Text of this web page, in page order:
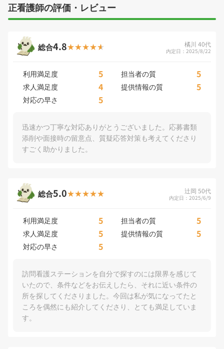
正看護師の評価・レビュー
総合4.8 橘川 40代
内定日：2025/8/22
利用満足度 5 担当者の質 5
求人満足度 4 提供情報の質 5
対応の早さ 5
迅速かつ丁寧な対応ありがとうございました。応募書類
添削や面接時の留意点、質疑応答対策も考えてくださり
すごく助かりました。
総合5.0 辻岡 50代
内定日：2025/6/9
利用満足度 5 担当者の質 5
求人満足度 5 提供情報の質 5
対応の早さ 5
訪問看護ステーションを自分で探すのには限界を感じて
いたので、条件などをお伝えしたら、それに近い条件の
所を探してくださりました。今回は私が気になってたと
ころを偶然にも紹介してくださり、とても満足していま
す。